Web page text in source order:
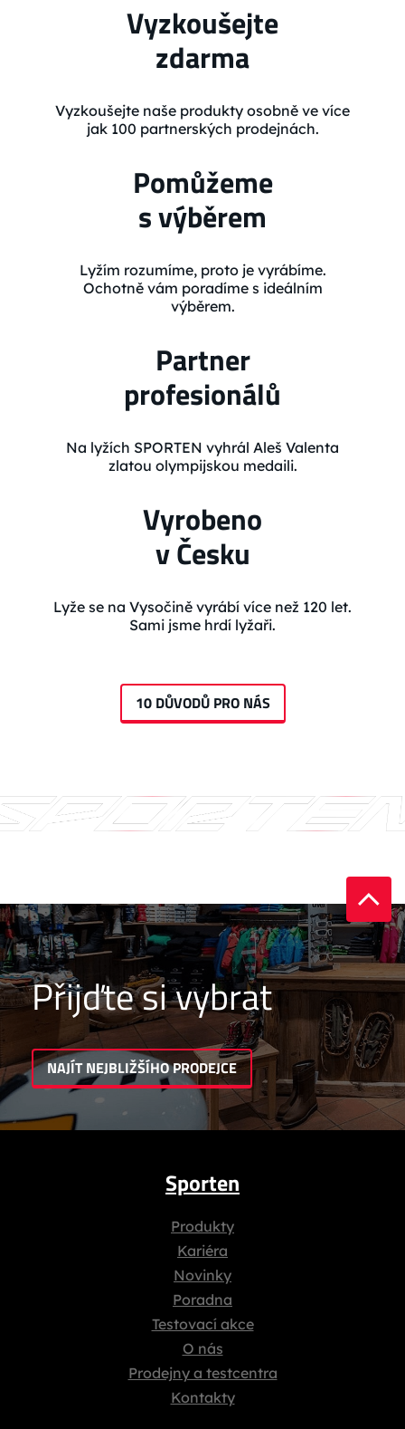
Vyzkoušejte
zdarma
Vyzkoušejte naše produkty osobně ve více
jak 100 partnerských prodejnách.
Pomůžeme
s výběrem
Lyžím rozumíme, proto je vyrábíme.
Ochotně vám poradíme s ideálním
výběrem.
Partner
profesionálů
Na lyžích SPORTEN vyhrál Aleš Valenta
zlatou olympijskou medaili.
Vyrobeno
v Česku
Lyže se na Vysočině vyrábí více než 120 let.
Sami jsme hrdí lyžaři.
10 DŮVODŮ PRO NÁS
Přijďte si vybrat
NAJÍT NEJBLIŽŠÍHO PRODEJCE
Sporten
Produkty
Kariéra
Novinky
Poradna
Testovací akce
O nás
Prodejny a testcentra
Kontakty